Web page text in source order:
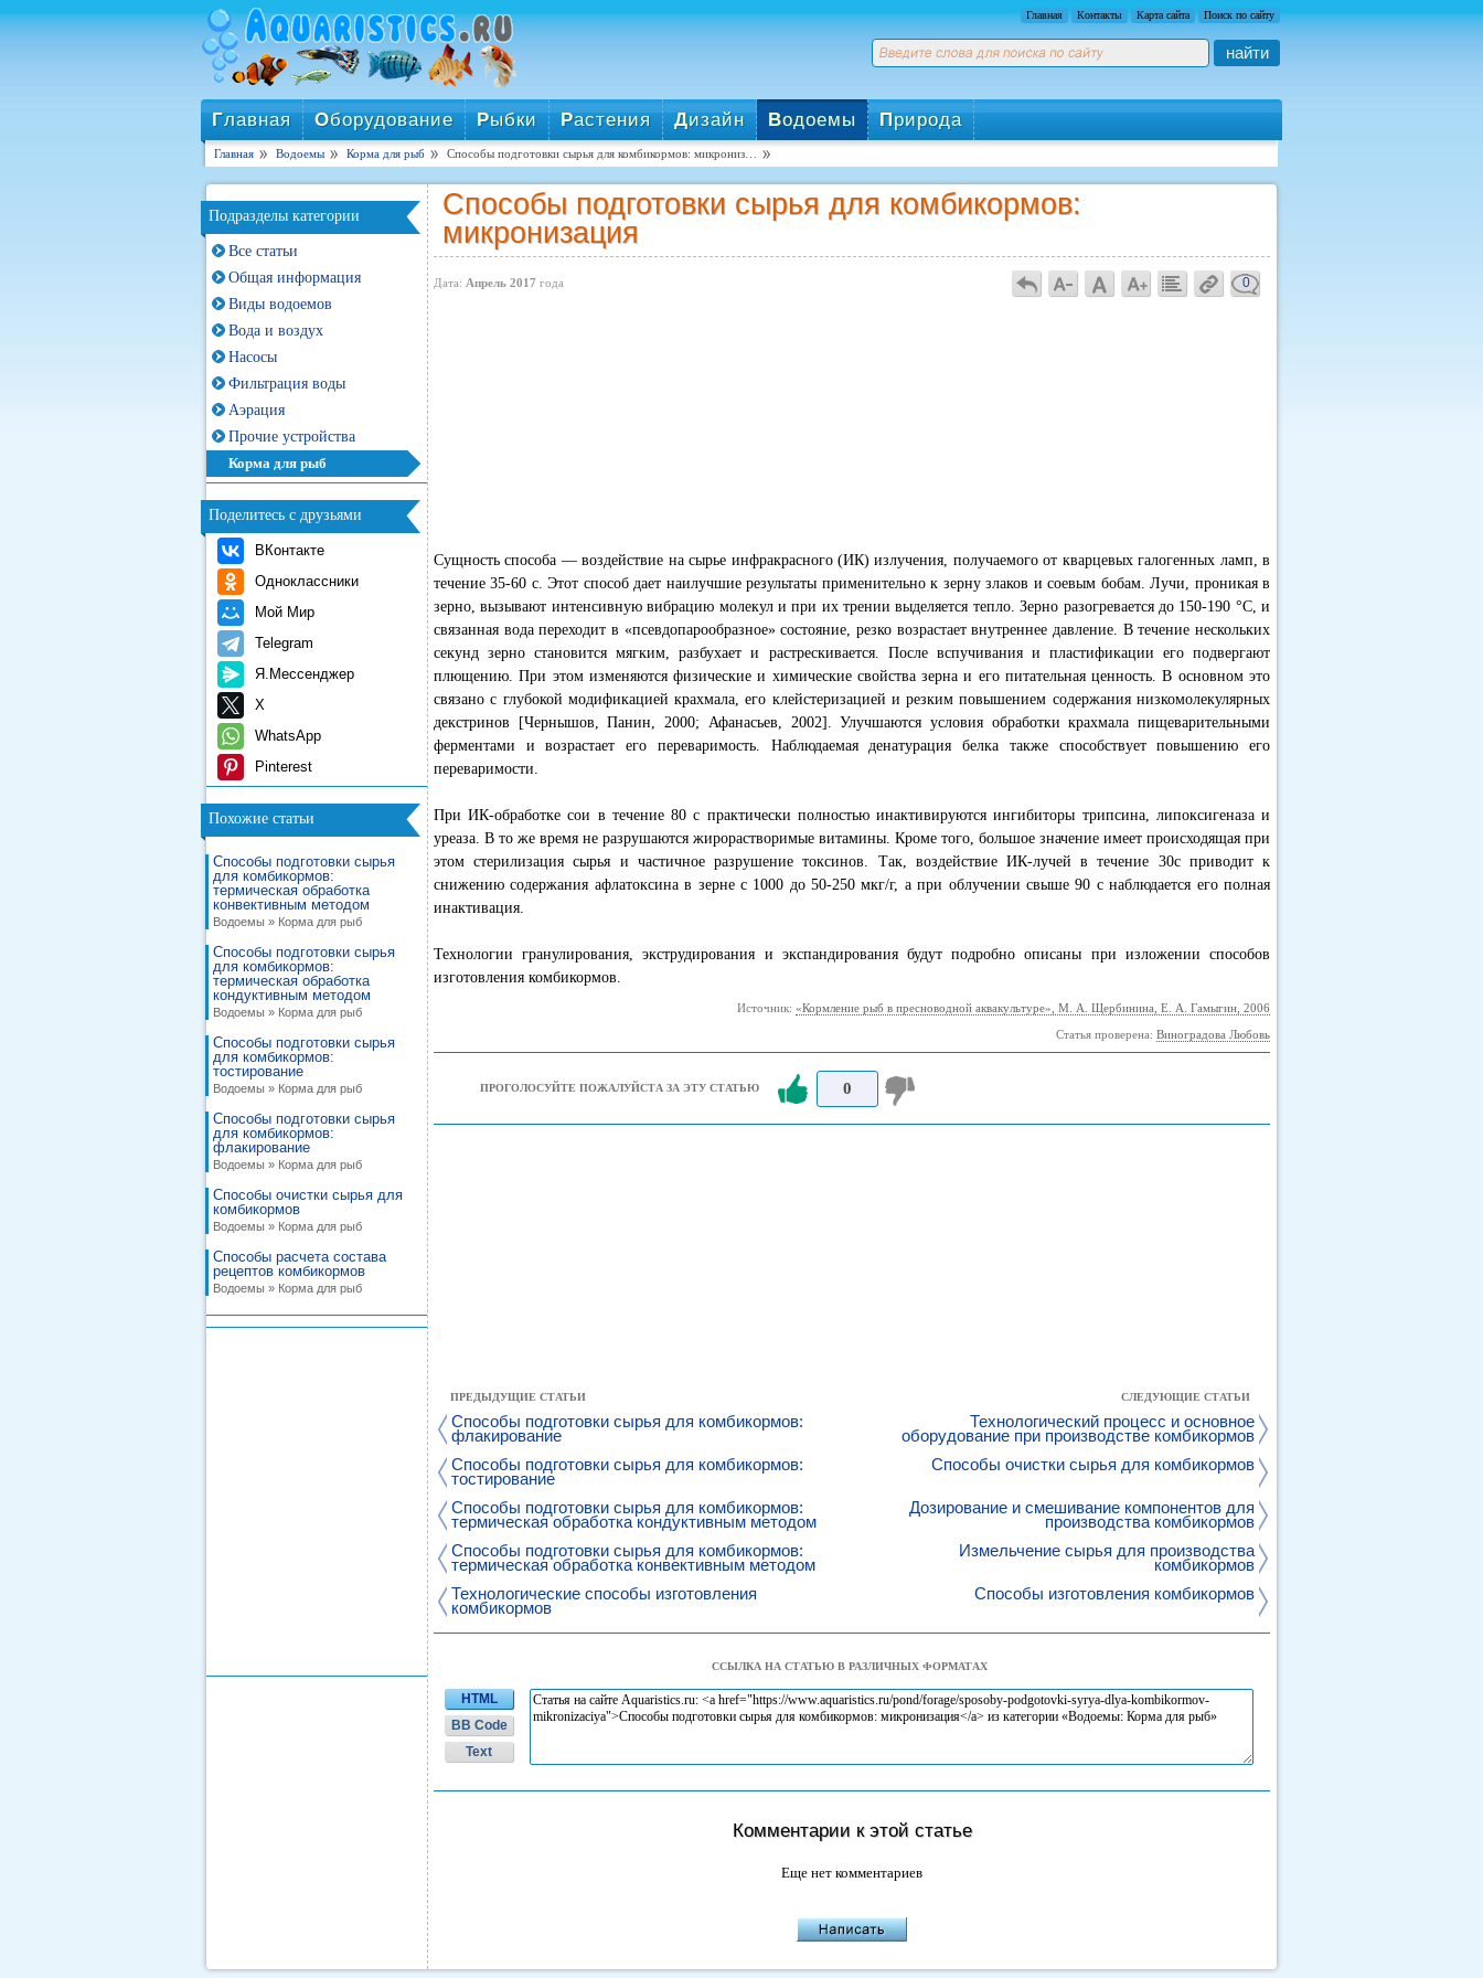
Главная Контакты Карта сайта Поиск по сайту
найти
Главная Оборудование Рыбки Растения Дизайн Водоемы Природа
Главная Водоемы Корма для рыб Способы подготовки сырья для комбикормов: микрониз…
Подразделы категории
Все статьи
Общая информация
Виды водоемов
Вода и воздух
Насосы
Фильтрация воды
Аэрация
Прочие устройства
Корма для рыб
Поделитесь с друзьями
ВКонтакте
Одноклассники
Мой Мир
Telegram
Я.Мессенджер
X
WhatsApp
Pinterest
Похожие статьи
Способы подготовки сырья
для комбикормов:
термическая обработка
конвективным методом
Водоемы » Корма для рыб
Способы подготовки сырья
для комбикормов:
термическая обработка
кондуктивным методом
Водоемы » Корма для рыб
Способы подготовки сырья
для комбикормов:
тостирование
Водоемы » Корма для рыб
Способы подготовки сырья
для комбикормов:
флакирование
Водоемы » Корма для рыб
Способы очистки сырья для
комбикормов
Водоемы » Корма для рыб
Способы расчета состава
рецептов комбикормов
Водоемы » Корма для рыб
Способы подготовки сырья для комбикормов:
микронизация
Дата: Апрель 2017 года 0
Сущность способа — воздействие на сырье инфракрасного (ИК) излучения, получаемого от кварцевых галогенных ламп, в
течение 35-60 с. Этот способ дает наилучшие результаты применительно к зерну злаков и соевым бобам. Лучи, проникая в
зерно, вызывают интенсивную вибрацию молекул и при их трении выделяется тепло. Зерно разогревается до 150-190 °С, и
связанная вода переходит в «псевдопарообразное» состояние, резко возрастает внутреннее давление. В течение нескольких
секунд зерно становится мягким, разбухает и растрескивается. После вспучивания и пластификации его подвергают
плющению. При этом изменяются физические и химические свойства зерна и его питательная ценность. В основном это
связано с глубокой модификацией крахмала, его клейстеризацией и резким повышением содержания низкомолекулярных
декстринов [Чернышов, Панин, 2000; Афанасьев, 2002]. Улучшаются условия обработки крахмала пищеварительными
ферментами и возрастает его переваримость. Наблюдаемая денатурация белка также способствует повышению его
переваримости.
При ИК-обработке сои в течение 80 с практически полностью инактивируются ингибиторы трипсина, липоксигеназа и
уреаза. В то же время не разрушаются жирорастворимые витамины. Кроме того, большое значение имеет происходящая при
этом стерилизация сырья и частичное разрушение токсинов. Так, воздействие ИК-лучей в течение 30с приводит к
снижению содержания афлатоксина в зерне с 1000 до 50-250 мкг/г, а при облучении свыше 90 с наблюдается его полная
инактивация.
Технологии гранулирования, экструдирования и экспандирования будут подробно описаны при изложении способов
изготовления комбикормов.
Источник: «Кормление рыб в пресноводной аквакультуре», М. А. Щербинина, Е. А. Гамыгин, 2006
Статья проверена: Виноградова Любовь
ПРОГОЛОСУЙТЕ ПОЖАЛУЙСТА ЗА ЭТУ СТАТЬЮ 0
ПРЕДЫДУЩИЕ СТАТЬИ
Способы подготовки сырья для комбикормов:
флакирование
Способы подготовки сырья для комбикормов:
тостирование
Способы подготовки сырья для комбикормов:
термическая обработка кондуктивным методом
Способы подготовки сырья для комбикормов:
термическая обработка конвективным методом
Технологические способы изготовления
комбикормов
СЛЕДУЮЩИЕ СТАТЬИ
Технологический процесс и основное
оборудование при производстве комбикормов
Способы очистки сырья для комбикормов
Дозирование и смешивание компонентов для
производства комбикормов
Измельчение сырья для производства
комбикормов
Способы изготовления комбикормов
ССЫЛКА НА СТАТЬЮ В РАЗЛИЧНЫХ ФОРМАТАХ
HTML
BB Code
Text
Комментарии к этой статье
Еще нет комментариев